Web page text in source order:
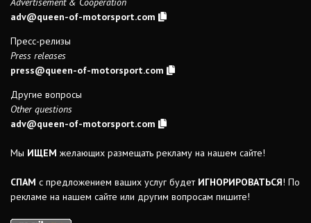
adv@queen-of-motorsport.com
Пресс-релизы
Press releases
press@queen-of-motorsport.com
Другие вопросы
Other questions
adv@queen-of-motorsport.com
Мы ИЩЕМ желающих размещать рекламу на нашем сайте!
СПАМ с предложением ваших услуг будет ИГНОРИРОВАТЬСЯ! По
рекламе на нашем сайте или другим вопросам пишите!